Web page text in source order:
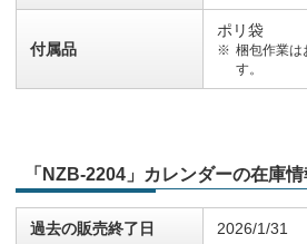
付属品
ポリ袋
梱包作業は
す。
「NZB-2204」カレンダーの在庫情
過去の販売終了日 2026/1/31